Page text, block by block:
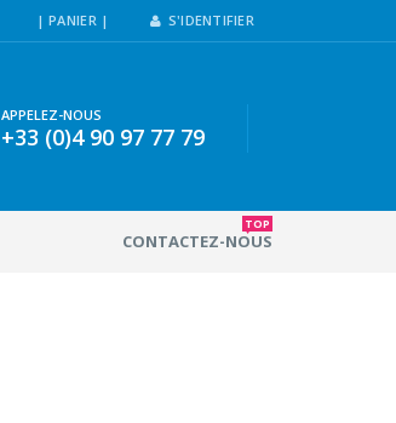
| PANIER | S'IDENTIFIER
APPELEZ-NOUS
+33 (0)4 90 97 77 79
CONTACTEZ-NOUS
TOP